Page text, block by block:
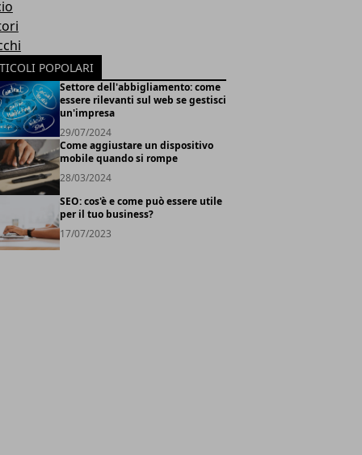
POPOLARI
Settore dell'abbigliamento: come
essere rilevanti sul web se gestisci
un'impresa
29/07/2024
Come aggiustare un dispositivo
mobile quando si rompe
28/03/2024
SEO: cos'è e come può essere utile
per il tuo business?
17/07/2023